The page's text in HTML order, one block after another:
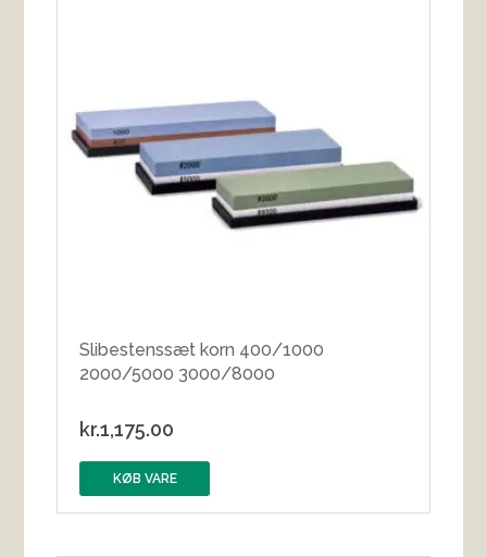
Slibestenssæt korn 400/1000
2000/5000 3000/8000
kr.1,175.00
KØB VARE